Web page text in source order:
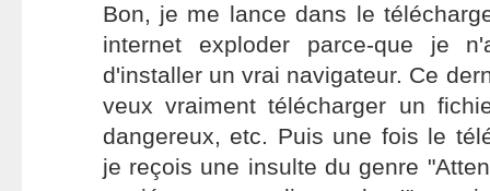
Bon, je me lance dans le
internet exploder parce-que je
d'installer un vrai navigateur. Ce
veux vraiment télécharger un
dangereux, etc. Puis une fois le
je reçois une insulte du genre